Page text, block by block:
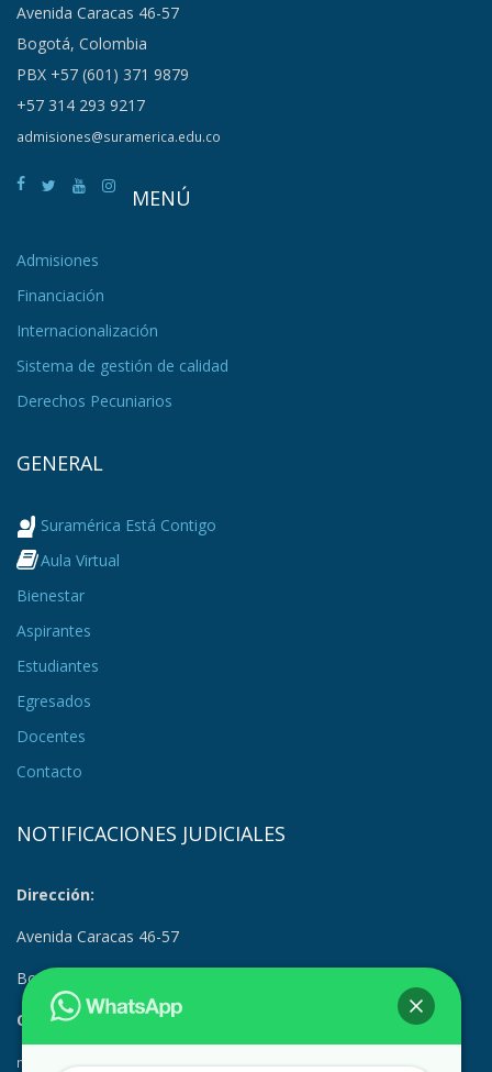
Avenida Caracas 46-57
Bogotá, Colombia
PBX +57 (601) 371 9879
+57 314 293 9217
admisiones@suramerica.edu.co
MENÚ
Admisiones
Financiación
Internacionalización
Sistema de gestión de calidad
Derechos Pecuniarios
GENERAL
Suramérica Está Contigo
Aula Virtual
Bienestar
Aspirantes
Estudiantes
Egresados
Docentes
Contacto
NOTIFICACIONES JUDICIALES
Dirección:
Avenida Caracas 46-57
Bogotá, Colombia
Correo Electrónico:
notificacionesjudiciales@suramerica.edu.co